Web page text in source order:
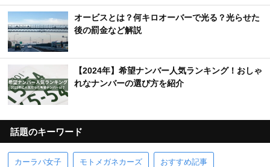
オービスとは？何キロオーバーで光る？光らせた
後の罰金など解説
【2024年】希望ナンバー人気ランキング！おしゃ
れなナンバーの選び方を紹介
話題のキーワード
カーラバ女子 モトメガネカーズ おすすめ記事